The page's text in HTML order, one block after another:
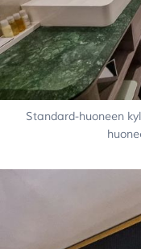
Standard-huoneen